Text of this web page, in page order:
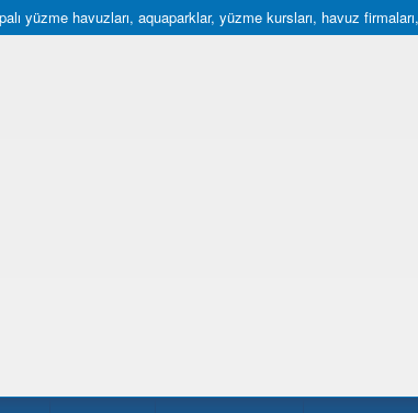
yüzme havuzları, aquaparklar, yüzme kursları, havuz